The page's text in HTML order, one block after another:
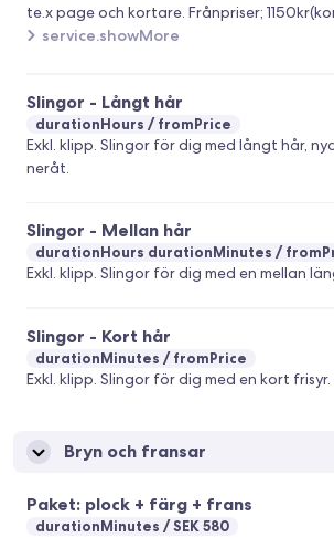
te.x page och kortare. Frånpriser;
1600kr(mellan).
service.showMore
Slingor - Långt hår
durationHours fromPrice
Exkl. klipp. Slingor för dig med långt hår,
neråt.
Slingor - Mellan hår
durationHours durationMinutes
Exkl. klipp. Slingor för dig med en mellan
Slingor - Kort hår
durationMinutes fromPrice
Exkl. klipp. Slingor för dig med en kort frisyr.
Bryn och fransar
Paket: plock + färg + frans
durationMinutes SEK 580